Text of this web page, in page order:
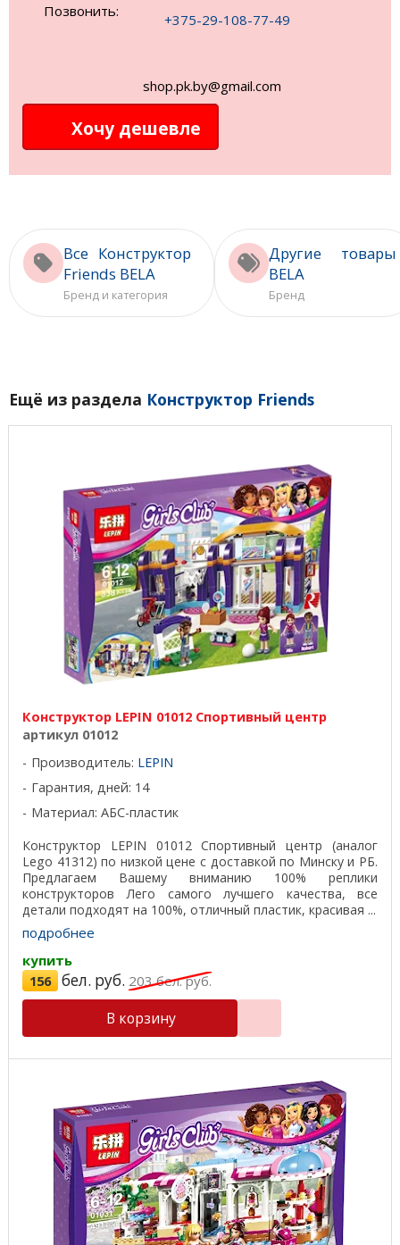
Позвонить:
+375-29-108-77-49
shop.pk.by@gmail.com
Хочу дешевле
Все Конструктор
Friends BELA
Бренд и категория
Другие товары
BELA
Бренд
Ещё из раздела Конструктор Friends
Конструктор LEPIN 01012 Спортивный центр
артикул 01012
Производитель: LEPIN
Гарантия, дней: 14
Материал: АБС-пластик
Конструктор LEPIN 01012 Спортивный центр (аналог
Lego 41312) по низкой цене с доставкой по Минску и РБ.
Предлагаем Вашему вниманию 100% реплики
конструкторов Лего самого лучшего качества, все
детали подходят на 100%, отличный пластик, красивая ...
подробнее
купить
156 бел. руб. 203бел. руб.
В корзину